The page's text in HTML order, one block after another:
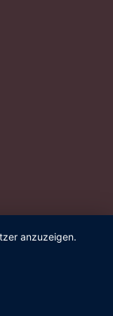
anzuzeigen.